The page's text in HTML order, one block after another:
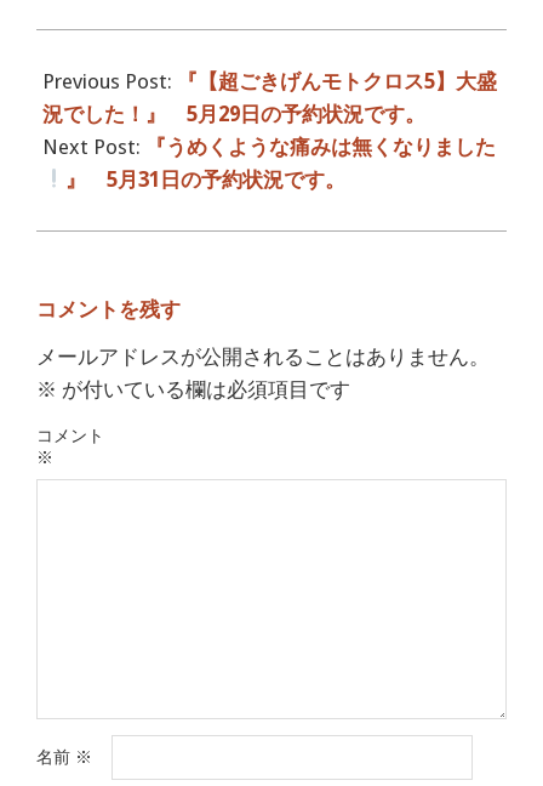
05-
30
Previous Post:
『【超ごきげんモトクロス5】大盛
況でした！』 5月29日の予約状況です。
Next Post:
『うめくような痛みは無くなりました
』 5月31日の予約状況です。
コメントを残す
メールアドレスが公開されることはありません。
※ が付いている欄は必須項目です
コメント
※
名前 ※